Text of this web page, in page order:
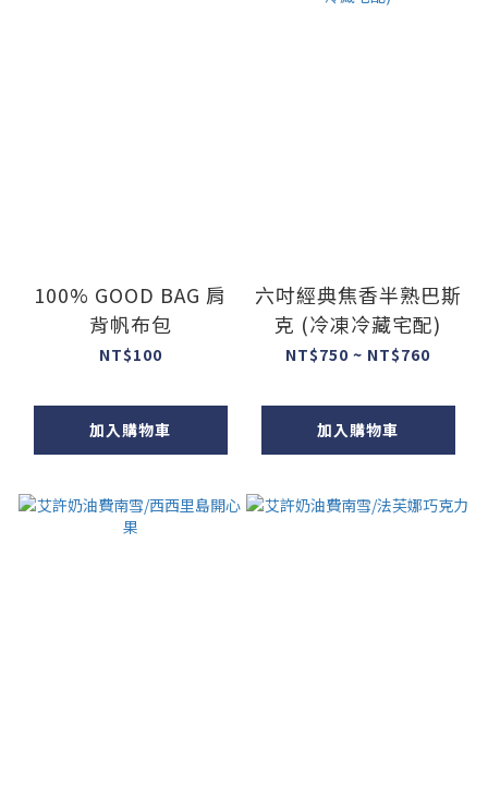
100% GOOD BAG 肩
背帆布包
NT$100
加入購物車
六吋經典焦香半熟巴斯
克 (冷凍冷藏宅配)
NT$750 ~ NT$760
加入購物車